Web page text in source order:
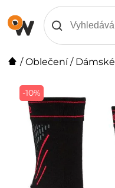
/Oblečení/ Dámské
-10%